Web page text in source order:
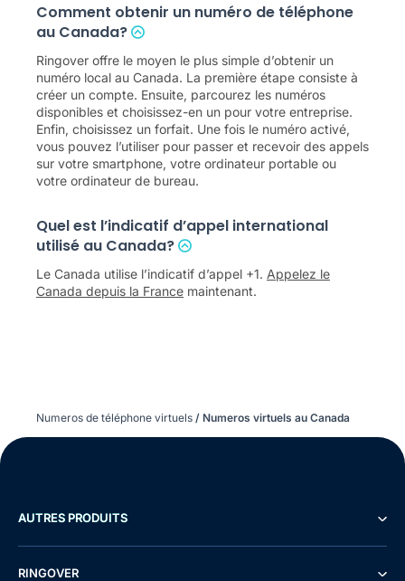
Comment obtenir un numéro de téléphone
au Canada?
Ringover offre le moyen le plus simple d’obtenir un
numéro local au Canada. La première étape consiste à
créer un compte. Ensuite, parcourez les numéros
disponibles et choisissez-en un pour votre entreprise.
Enfin, choisissez un forfait. Une fois le numéro activé,
vous pouvez l’utiliser pour passer et recevoir des appels
sur votre smartphone, votre ordinateur portable ou
votre ordinateur de bureau.
Quel est l’indicatif d’appel international
utilisé au Canada?
Le Canada utilise l’indicatif d’appel +1. Appelez le
Canada depuis la France maintenant.
Numeros de téléphone virtuels / Numeros virtuels au Canada
AUTRES PRODUITS
RINGOVER